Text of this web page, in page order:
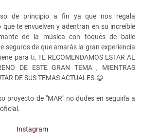
de principio a fin ya que nos regala
te envuelven y adentran en su increíble
de la música con toques de baile
seguros de que amarás la gran experiencia
para ti, TE RECOMENDAMOS ESTAR AL
DE ESTE GRAN TEMA , MIENTRAS
DE SUS TEMAS ACTUALES.😀
proyecto de "MAR" no dudes en seguirla a
Instagram